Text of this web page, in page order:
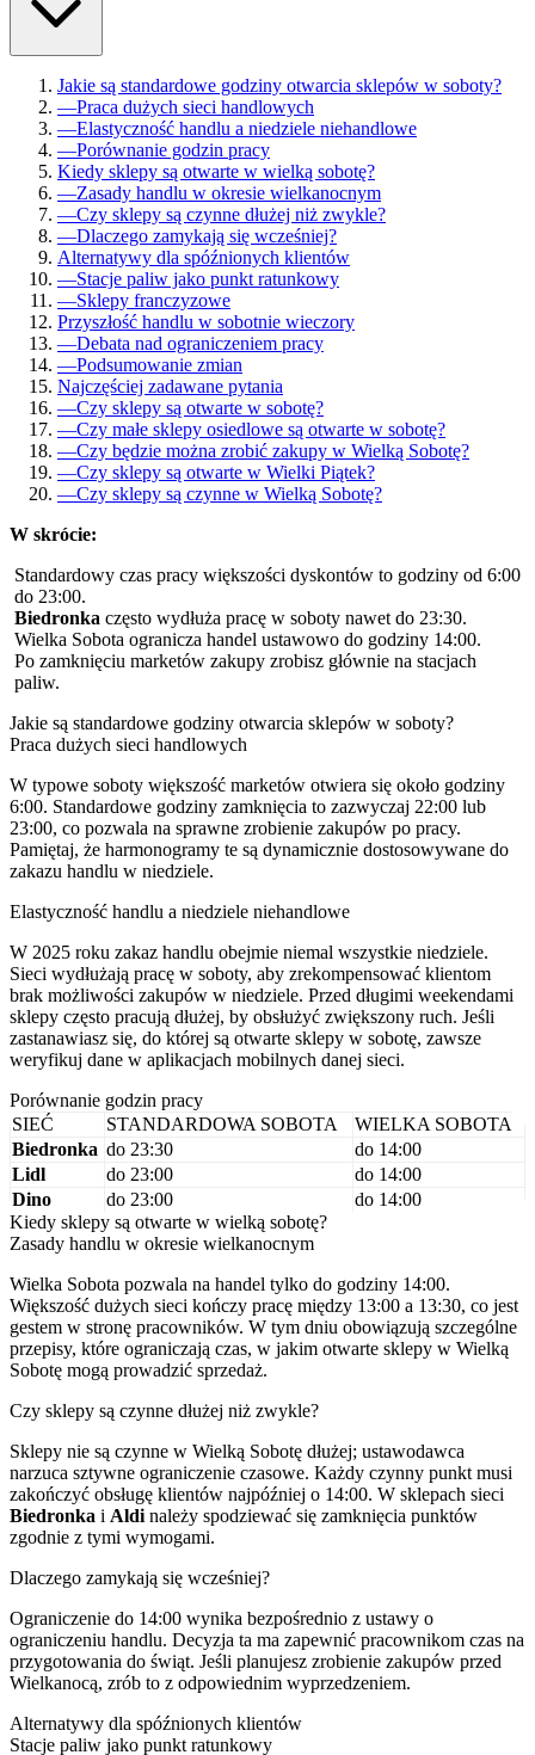
Jakie są standardowe godziny otwarcia sklepów w soboty?
—Praca dużych sieci handlowych
—Elastyczność handlu a niedziele niehandlowe
—Porównanie godzin pracy
Kiedy sklepy są otwarte w wielką sobotę?
—Zasady handlu w okresie wielkanocnym
—Czy sklepy są czynne dłużej niż zwykle?
—Dlaczego zamykają się wcześniej?
Alternatywy dla spóźnionych klientów
—Stacje paliw jako punkt ratunkowy
—Sklepy franczyzowe
Przyszłość handlu w sobotnie wieczory
—Debata nad ograniczeniem pracy
—Podsumowanie zmian
Najczęściej zadawane pytania
—Czy sklepy są otwarte w sobotę?
—Czy małe sklepy osiedlowe są otwarte w sobotę?
—Czy będzie można zrobić zakupy w Wielką Sobotę?
—Czy sklepy są otwarte w Wielki Piątek?
—Czy sklepy są czynne w Wielką Sobotę?
W skrócie:
Standardowy czas pracy większości dyskontów to godziny od 6:00
do 23:00.
Biedronka często wydłuża pracę w soboty nawet do 23:30.
Wielka Sobota ogranicza handel ustawowo do godziny 14:00.
Po zamknięciu marketów zakupy zrobisz głównie na stacjach
paliw.
Jakie są standardowe godziny otwarcia sklepów w soboty?
Praca dużych sieci handlowych
W typowe soboty większość marketów otwiera się około godziny
6:00. Standardowe godziny zamknięcia to zazwyczaj 22:00 lub
23:00, co pozwala na sprawne zrobienie zakupów po pracy.
Pamiętaj, że harmonogramy te są dynamicznie dostosowywane do
zakazu handlu w niedziele.
Elastyczność handlu a niedziele niehandlowe
W 2025 roku zakaz handlu obejmie niemal wszystkie niedziele.
Sieci wydłużają pracę w soboty, aby zrekompensować klientom
brak możliwości zakupów w niedziele. Przed długimi weekendami
sklepy często pracują dłużej, by obsłużyć zwiększony ruch. Jeśli
zastanawiasz się, do której są otwarte sklepy w sobotę, zawsze
weryfikuj dane w aplikacjach mobilnych danej sieci.
Porównanie godzin pracy
SIEĆ
STANDARDOWA SOBOTA
WIELKA SOBOTA
Biedronka do 23:30
do 14:00
Lidl
do 23:00
do 14:00
Dino
do 23:00
do 14:00
Kiedy sklepy są otwarte w wielką sobotę?
Zasady handlu w okresie wielkanocnym
Wielka Sobota pozwala na handel tylko do godziny 14:00.
Większość dużych sieci kończy pracę między 13:00 a 13:30, co jest
gestem w stronę pracowników. W tym dniu obowiązują szczególne
przepisy, które ograniczają czas, w jakim otwarte sklepy w Wielką
Sobotę mogą prowadzić sprzedaż.
Czy sklepy są czynne dłużej niż zwykle?
Sklepy nie są czynne w Wielką Sobotę dłużej; ustawodawca
narzuca sztywne ograniczenie czasowe. Każdy czynny punkt musi
zakończyć obsługę klientów najpóźniej o 14:00. W sklepach sieci
Biedronka i Aldi należy spodziewać się zamknięcia punktów
zgodnie z tymi wymogami.
Dlaczego zamykają się wcześniej?
Ograniczenie do 14:00 wynika bezpośrednio z ustawy o
ograniczeniu handlu. Decyzja ta ma zapewnić pracownikom czas na
przygotowania do świąt. Jeśli planujesz zrobienie zakupów przed
Wielkanocą, zrób to z odpowiednim wyprzedzeniem.
Alternatywy dla spóźnionych klientów
Stacje paliw jako punkt ratunkowy